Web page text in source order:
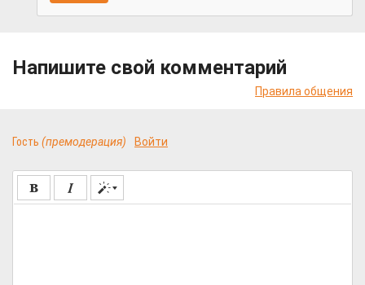
Напишите свой комментарий
Правила общения
Гость (премодерация) Войти